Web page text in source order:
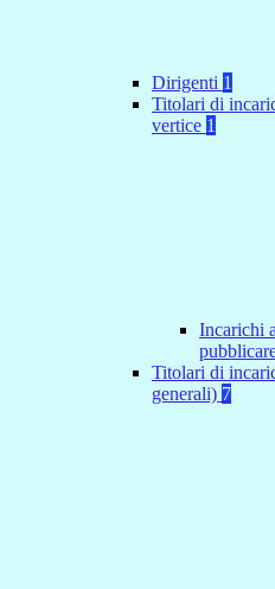
Dirigenti 1
Titolari di
vertice 1
Incarichi
Titolari di
generali) 7